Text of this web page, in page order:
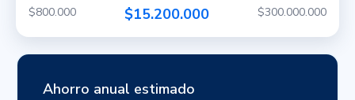
$800.000 $15.200.000 $300.000.000
Ahorro anual estimado